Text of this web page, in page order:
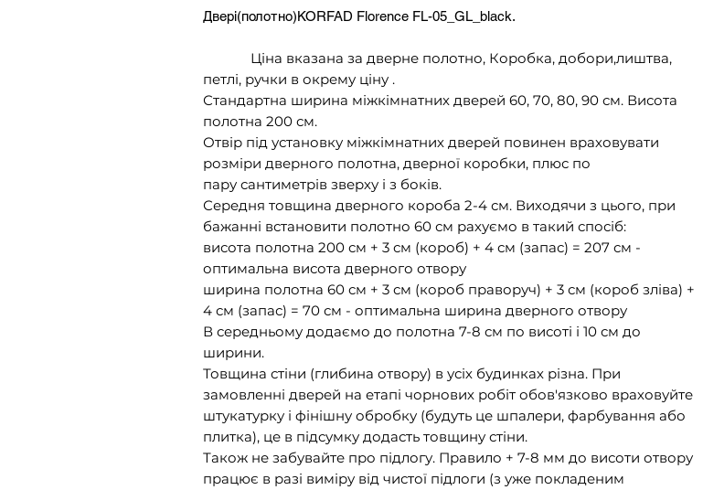
Двері(полотно)KORFAD Flоrence FL-05_GL_black.
Ціна вказана за дверне полотно, Коробка, добори,лиштва,
петлі, ручки в окрему ціну .
Стандартна ширина міжкімнатних дверей 60, 70, 80, 90 см. Висота
полотна 200 см.
Отвір під установку міжкімнатних дверей повинен враховувати
розміри дверного полотна, дверної коробки, плюс по
пару сантиметрів зверху і з боків.
Середня товщина дверного короба 2-4 см. Виходячи з цього, при
бажанні встановити полотно 60 см рахуємо в такий спосіб:
висота полотна 200 см + 3 см (короб) + 4 см (запас) = 207 см -
оптимальна висота дверного отвору
ширина полотна 60 см + 3 см (короб праворуч) + 3 см (короб зліва) +
4 см (запас) = 70 см - оптимальна ширина дверного отвору
В середньому додаємо до полотна 7-8 см по висоті і 10 см до
ширини.
Товщина стіни (глибина отвору) в усіх будинках різна. При
замовленні дверей на етапі чорнових робіт обов'язково враховуйте
штукатурку і фінішну обробку (будуть це шпалери, фарбування або
плитка), це в підсумку додасть товщину стіни.
Також не забувайте про підлогу. Правило + 7-8 мм до висоти отвору
працює в разі виміру від чистої підлоги (з уже покладеним